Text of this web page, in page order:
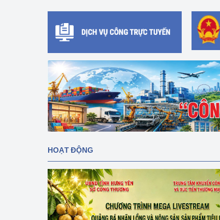
Khoa học, công
Thông báo
Bảo vệ môi trường
Bảo vệ nền tảng tư
Doanh nghiệp -
Thị trường trong
Ngành Công
HOẠT ĐỘNG